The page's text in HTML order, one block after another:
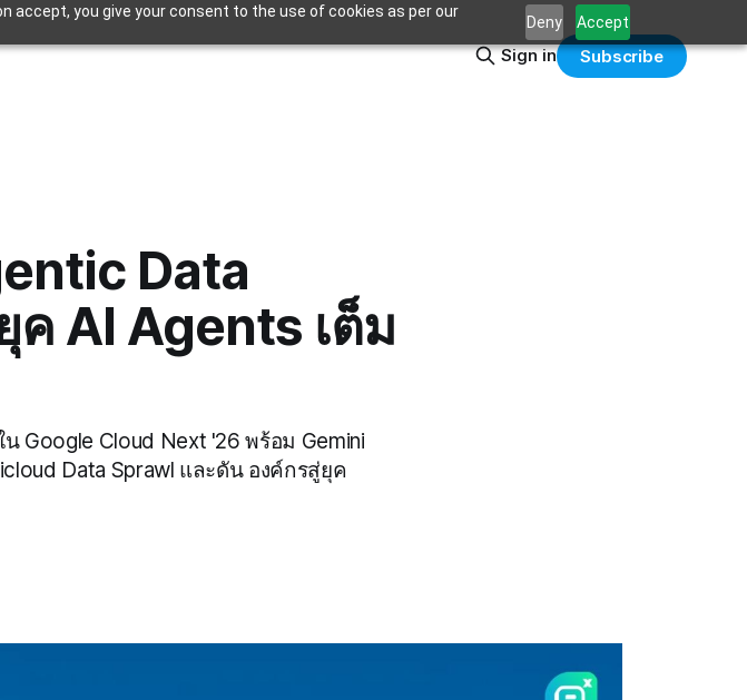
accept, you give your consent to the use of cookies as per our
Deny Accept
Sign in Subscribe
Data
AI Agents เต็ม
Google Cloud Next '26 พร้อม Gemini
Data Sprawl และดัน องค์กรสู่ยุค